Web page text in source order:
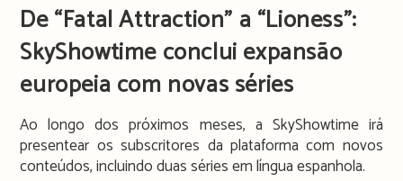
De “Fatal Attraction” a “Lioness”:
SkyShowtime conclui expansão
europeia com novas séries
Ao longo dos próximos meses, a SkyShowtime irá
presentear os subscritores da plataforma com novos
conteúdos, incluindo duas séries em língua espanhola.